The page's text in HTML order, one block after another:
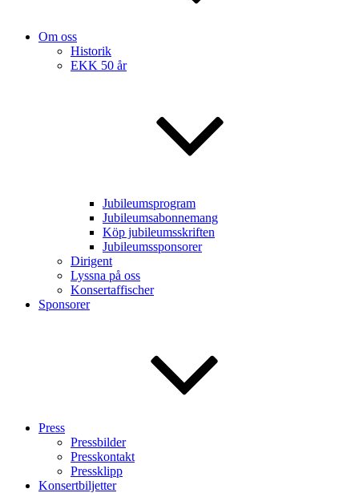
Om oss
Historik
EKK 50 år
Jubileumsprogram
Jubileumsabonnemang
Köp jubileumsskriften
Jubileumssponsorer
Dirigent
Lyssna på oss
Konsertaffischer
Sponsorer
Press
Pressbilder
Presskontakt
Pressklipp
Konsertbiljetter